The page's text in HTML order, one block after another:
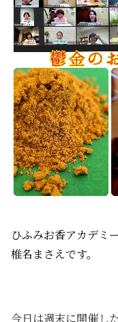
ひふみお香アカデミ
椎名まさえです。
今日は週末に開催し